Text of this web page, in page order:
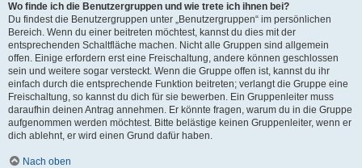
Wo finde ich die Benutzergruppen und wie trete ich ihnen bei?
Du findest die Benutzergruppen unter „Benutzergruppen“ im persönlichen
Bereich. Wenn du einer beitreten möchtest, kannst du dies mit der
entsprechenden Schaltfläche machen. Nicht alle Gruppen sind allgemein
offen. Einige erfordern erst eine Freischaltung, andere können geschlossen
sein und weitere sogar versteckt. Wenn die Gruppe offen ist, kannst du ihr
einfach durch die entsprechende Funktion beitreten; verlangt die Gruppe eine
Freischaltung, so kannst du dich für sie bewerben. Ein Gruppenleiter muss
daraufhin deinen Antrag annehmen. Er könnte fragen, warum du in die Gruppe
aufgenommen werden möchtest. Bitte belästige keinen Gruppenleiter, wenn er
dich ablehnt, er wird einen Grund dafür haben.
Nach oben